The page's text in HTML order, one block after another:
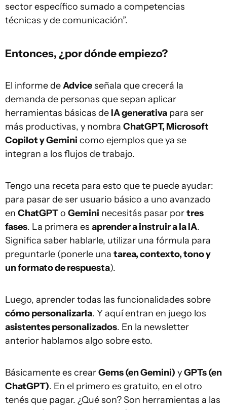
sector específico sumado a competencias
técnicas y de comunicación”.
Entonces, ¿por dónde empiezo?
El informe deAdviceseñala que crecerá la
demanda de personas que sepan aplicar
herramientas básicas de IA generativa para ser
más productivas, y nombra ChatGPT, Microsoft
Copilot y Gemini como ejemplos que ya se
integran a los flujos de trabajo.
Tengo una receta para esto que te puede ayudar:
para pasar de ser usuario básico a uno avanzado
en ChatGPTo Gemini necesitás pasar portres
fases. La primera es aprender a instruir a la IA.
Significa saber hablarle, utilizar una fórmula para
preguntarle (ponerle una tarea, contexto, tono y
un formato de respuesta).
Luego, aprender todas las funcionalidades sobre
cómo personalizarla. Y aquí entran en juego los
asistentes personalizados. En la newsletter
anterior hablamos algo sobre esto.
Básicamente es crearGems (en Gemini) yGPTs (en
ChatGPT). En el primero es gratuito, en el otro
tenés que pagar. ¿Qué son? Son herramientas a las